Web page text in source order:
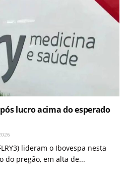
lucro acima do esperado
lideram o Ibovespa nesta
do pregão, em alta de...